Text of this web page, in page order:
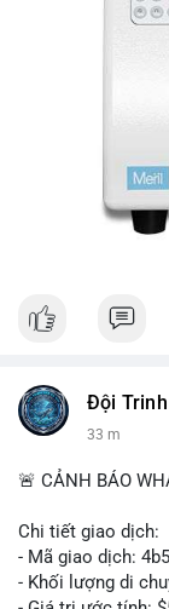
Đội Trinh
33 m
🚨 CẢNH BÁO
Chi tiết giao dịch:
- Mã giao dịch:
- Khối lượng di